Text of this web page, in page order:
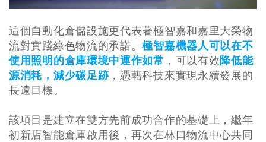
這個自動化倉儲設施更代表著極智嘉和嘉里大榮物
流對實踐綠色物流的承諾。極智嘉機器人可以在不
使用照明的倉庫環境中運作如常 ，可以有效降低能
源消耗，減少碳足跡，憑藉科技來實現永續發展的
長遠目標。
該項目是建立在雙方先前成功合作的基礎上，繼年
初新店智能倉庫啟用後，再次在林口物流中心共同